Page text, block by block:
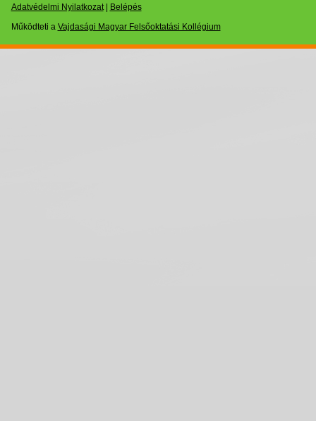
Adatvédelmi Nyilatkozat|
Belépés
Működteti a Vajdasági Magyar Felsőoktatási Kollégium